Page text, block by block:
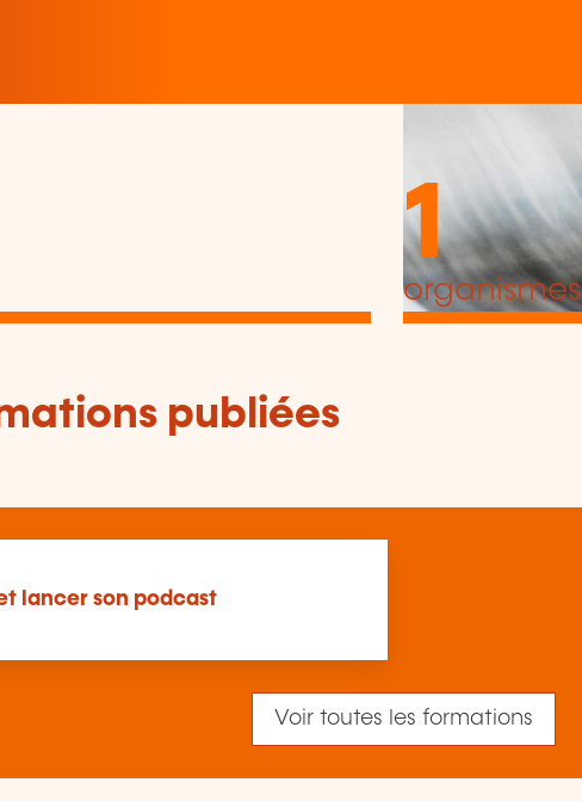
1
organismes
publiées
lancer son podcast
Voir toutes les formations